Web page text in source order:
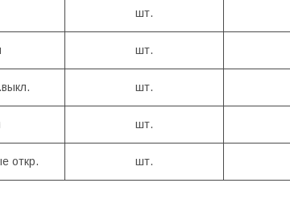
шт.
шт.
шт.
шт.
откр. шт.